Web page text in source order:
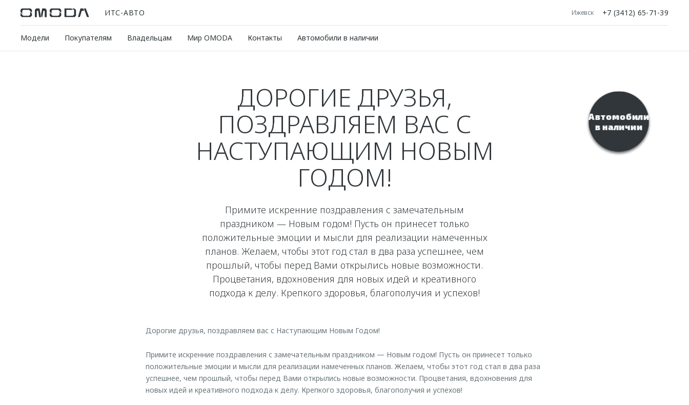
ИТС-АВТО Ижевск +7 (3412) 65-71-39
Модели Покупателям Владельцам Мир OMODA Контакты Автомобили в наличии
ДОРОГИЕ ДРУЗЬЯ,
ПОЗДРАВЛЯЕМ ВАС С
НАСТУПАЮЩИМ НОВЫМ
ГОДОМ!
Примите искренние поздравления с замечательным
праздником — Новым годом! Пусть он принесет только
положительные эмоции и мысли для реализации намеченных
планов. Желаем, чтобы этот год стал в два раза успешнее, чем
прошлый, чтобы перед Вами открылись новые возможности.
Процветания, вдохновения для новых идей и креативного
подхода к делу. Крепкого здоровья, благополучия и успехов!
Дорогие друзья, поздравляем вас с Наступающим Новым Годом!
Примите искренние поздравления с замечательным праздником — Новым годом! Пусть он принесет только
положительные эмоции и мысли для реализации намеченных планов. Желаем, чтобы этот год стал в два раза
успешнее, чем прошлый, чтобы перед Вами открылись новые возможности. Процветания, вдохновения для
новых идей и креативного подхода к делу. Крепкого здоровья, благополучия и успехов!
Автомобили
в наличии